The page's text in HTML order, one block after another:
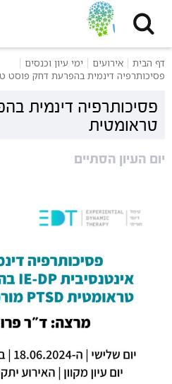
דף הבית אירועים
ימי עיון וכנסים
פסיכותרפיה דינמית בהפרעת דחק פוסט
פסיכותרפיה דינמית
טראומטית
יום העיון הסתיים